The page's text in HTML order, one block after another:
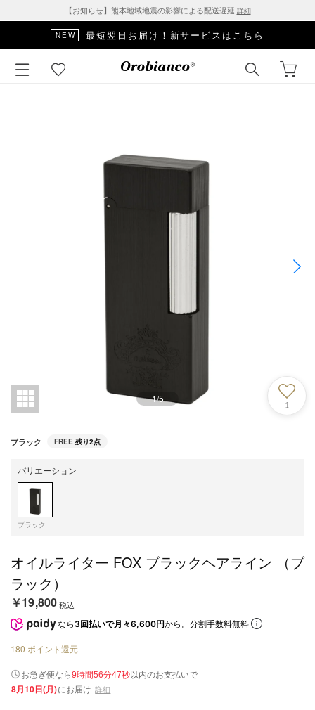
【お知らせ】熊本地域地震の影響による配送遅延 詳細
NEW 最短翌日お届け！新サービスはこちら
1/5
1
ブラック FREE 残り2点
バリエーション
ブラック
オイルライター FOX ブラックヘアライン （ブ
ラック）
￥19,800税込
なら 3回払いで月々6,600円から。分割手数料無料
180 ポイント還元
お急ぎ便なら9時間56分47秒以内のお支払いで
8月10日(月)にお届け 詳細